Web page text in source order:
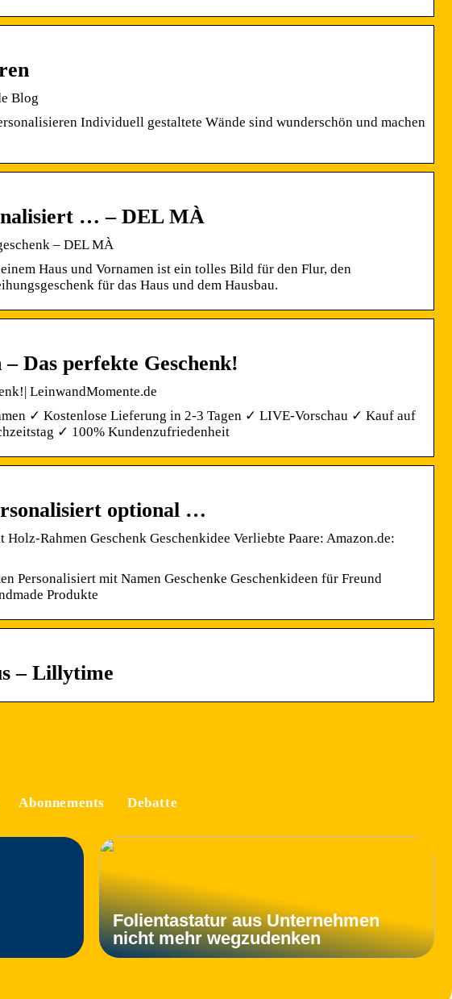
Blog
Individuell gestaltete Wände sind wunderschön und machen
… – DEL MÀ
– DEL MÀ
Haus und Vornamen ist ein tolles Bild für den Flur, den
für das Haus und dem Hausbau.
Das perfekte Geschenk!
LeinwandMomente.de
✓ Kostenlose Lieferung in 2-3 Tagen ✓ LIVE-Vorschau ✓ Kauf auf
✓ 100% Kundenzufriedenheit
optional …
Rahmen Geschenk Geschenkidee Verliebte Paare: Amazon.de:
mit Namen Geschenke Geschenkideen für Freund
Produkte
– Lillytime
Abonnements Debatte
Folientastatur aus Unternehmen
nicht mehr wegzudenken